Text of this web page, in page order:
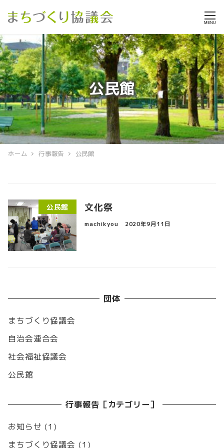
MENU
公民館
ホーム 行事報告 公民館
公民館 文化祭
machikyou 2020年9月11日
団体
まちづくり協議会
自治会連合会
社会福祉協議会
公民館
行事報告［カテゴリー］
お知らせ (1)
まちづくり協議会 (1)